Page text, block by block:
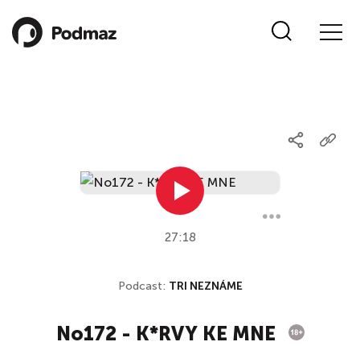
27:18
Podcast: TRI NEZNÁME
No172 - K*RVY KE MNE